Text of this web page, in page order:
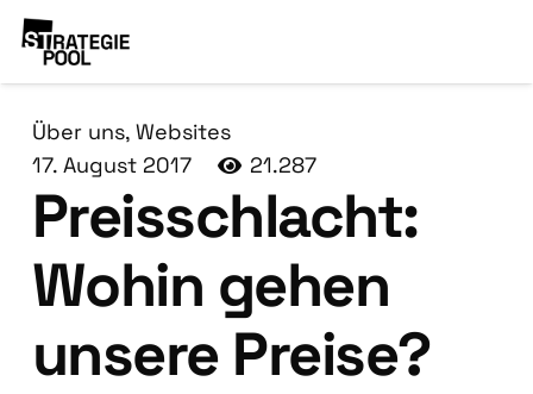
Über uns, Websites
17. August 2017
21.287
Preis­schlacht:
Wohin gehen
unse­re Prei­se?